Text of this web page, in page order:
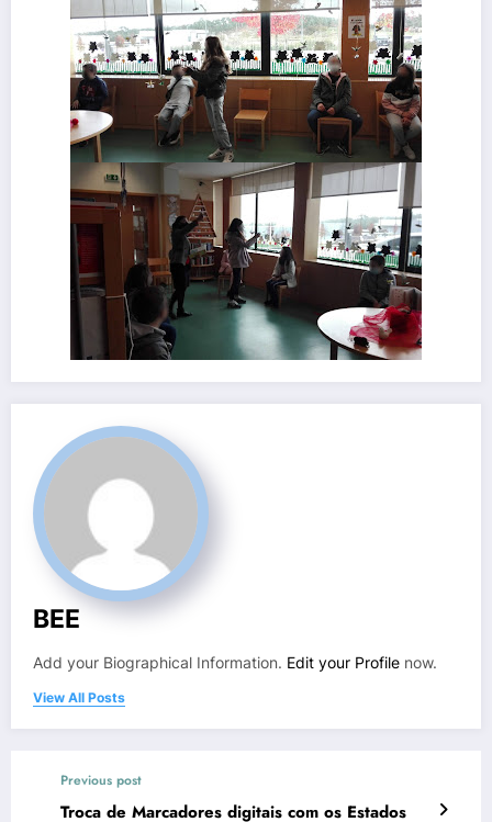
BEE
Add your Biographical Information. Edit your Profile now.
View All Posts
Previous post
Troca de Marcadores digitais com os Estados